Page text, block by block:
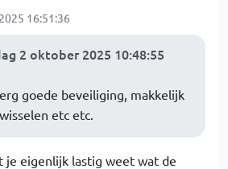
16:51:36
2 oktober 2025 10:48:55
goede beveiliging, makkelijk
etc etc.
je eigenlijk lastig weet wat de